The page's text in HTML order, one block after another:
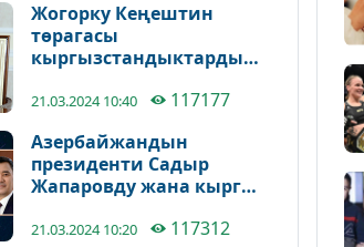
Жогорку Кеңештин
төрагасы
кыргызстандыктарды
куттуктады
21.03.2024 10:40
117177
Азербайжандын
президенти Садыр
Жапаровду жана кыргыз
менен куттуктады
21.03.2024 10:20
117312